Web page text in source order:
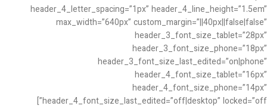
header_4_letter_spacing=”1px” header_4_line_height=”1.5em”
max_width=”640px” custom_margin=”||40px||false|false”
header_3_font_size_tablet=”28px”
header_3_font_size_phone=”18px”
header_3_font_size_last_edited=”on|phone”
header_4_font_size_tablet=”16px”
header_4_font_size_phone=”14px”
header_4_font_size_last_edited=”off|desktop” locked=”off”]